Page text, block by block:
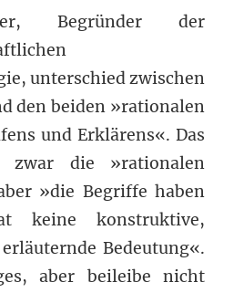
Begründer der
unterschied zwischen
den beiden »rationalen
und Erklärens«. Das
zwar die »rationalen
»die Begriffe haben
keine konstruktive,
Bedeutung«.
aber beileibe nicht